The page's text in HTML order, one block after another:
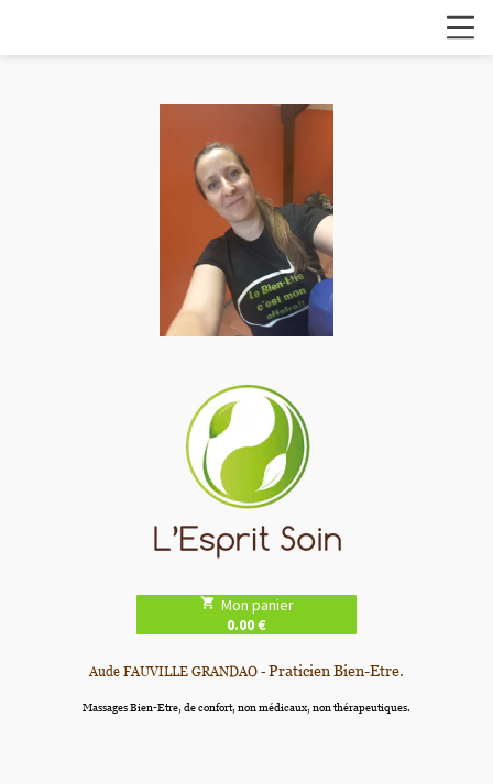
local_grocery_store Mon panier
0.00 €
Aude FAUVILLE GRANDAO - Praticien Bien-Etre.
Massages Bien-Etre, de confort, non médicaux, non thérapeutiques.